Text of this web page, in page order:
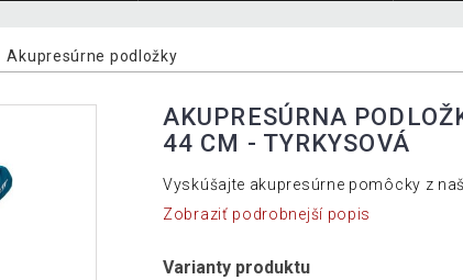
Akupresúrne podložky
AKUPRESÚRNA
44 CM - TYRKYSOVÁ
Vyskúšajte akupresúrne pomôcky z
Zobraziť podrobnejší popis
Varianty produktu